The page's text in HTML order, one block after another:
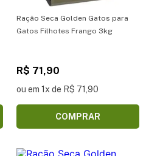
Ração Seca Golden Gatos para
Gatos Filhotes Frango 3kg
R$ 71,90
ou em 1x de R$ 71,90
COMPRAR